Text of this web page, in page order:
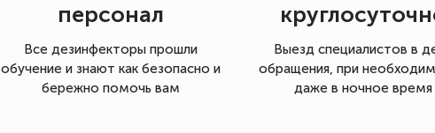
персонал
Все дезинфекторы прошли
обучение и знают как безопасно и
бережно помочь вам
Выезд специалистов в
обращения, при
даже в ночное время